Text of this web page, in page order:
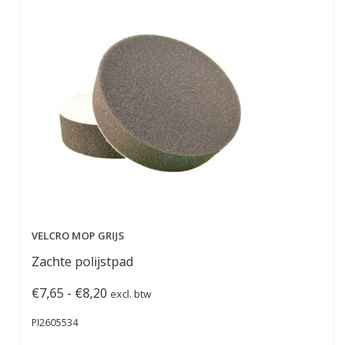
VELCRO MOP GRIJS
Zachte polijstpad
€7,65 - €8,20 Prijsklasse:
excl. btw
PI2605534